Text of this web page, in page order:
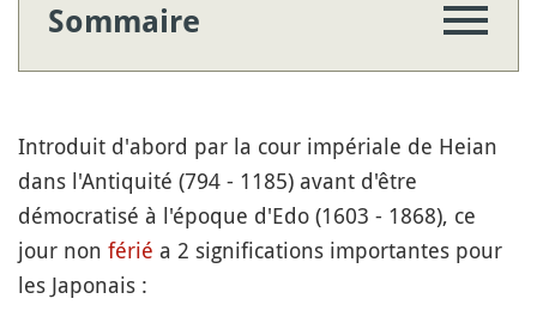
Sommaire
Introduit d'abord par la cour impériale de Heian
dans l'Antiquité (794 - 1185) avant d'être
démocratisé à l'époque d'Edo (1603 - 1868), ce
jour non férié a 2 significations importantes pour
les Japonais :